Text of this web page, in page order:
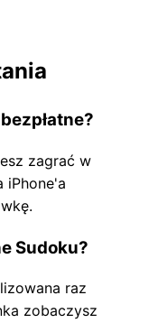
zagrać w
iPhone'a
Sudoku?
raz
zobaczysz